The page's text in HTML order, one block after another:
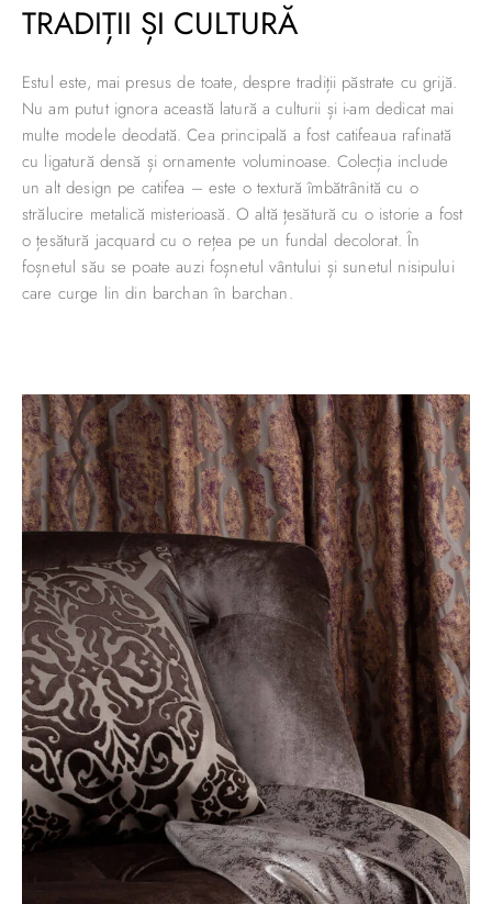
TRADIȚII ȘI CULTURĂ
Estul este, mai presus de toate, despre tradiții păstrate cu grijă.
Nu am putut ignora această latură a culturii și i-am dedicat mai
multe modele deodată. Cea principală a fost catifeaua rafinată
cu ligatură densă și ornamente voluminoase. Colecția include
un alt design pe catifea – este o textură îmbătrânită cu o
strălucire metalică misterioasă. O altă țesătură cu o istorie a fost
o țesătură jacquard cu o rețea pe un fundal decolorat. În
foșnetul său se poate auzi foșnetul vântului și sunetul nisipului
care curge lin din barchan în barchan.